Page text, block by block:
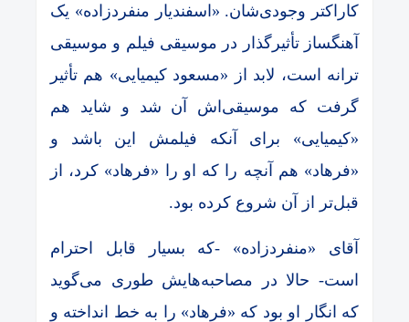
کاراکتر وجودی‌شان. «اسفندیار منفردزاده» یک
آهنگساز تأثیرگذار در موسیقی فیلم و موسیقی
ترانه است، لابد از «مسعود کیمیایی» هم تأثیر
گرفت که موسیقی‌اش آن شد و شاید هم
«کیمیایی» برای آنکه فیلمش این باشد و
«فرهاد» هم آنچه را که او را «فرهاد» کرد، از
قبل‌تر از آن شروع کرده بود.
آقای «منفردزاده» -که بسیار قابل احترام
است- حالا در مصاحبه‌‌هایش طوری می‌‌گوید
که انگار او بود که «فرهاد» را به خط انداخته و